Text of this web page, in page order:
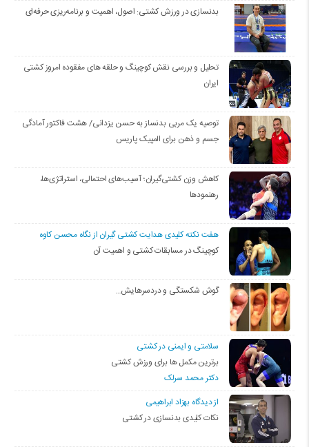
بدنسازی در ورزش کشتی: اصول، اهمیت و برنامه‌ریزی حرفه‌ای
تحلیل و بررسی نقش کوچینگ و حلقه های مفقوده امروز کشتی
ایران
توصیه یک مربی بدنساز به حسن یزدانی/ هشت فاکتور آمادگی
جسم و ذهن برای المپیک پاریس
کاهش وزن کشتی‌گیران؛ آسیب‌های احتمالی، استراتژی‌ها،
رهنمودها
هفت نکته کلیدی هدایت کشتی گیران از نگاه محسن کاوه
کوچینگ در مسابقات کشتی و اهمیت آن
گوش شکستگی و دردسرهایش…
سلامتی و ایمنی در کشتی
برترین مکمل ها برای ورزش کشتی
دکتر محمد سرلک
از دیدگاه بهزاد ابراهیمی
نکات کلیدی بدنسازی در کشتی